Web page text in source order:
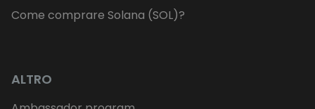
Come comprare Solana (SOL)?
ALTRO